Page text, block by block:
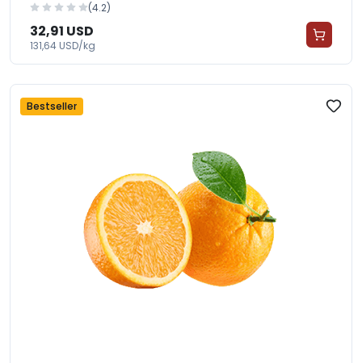
(4.2)
32,91 USD
131,64 USD/kg
Bestseller